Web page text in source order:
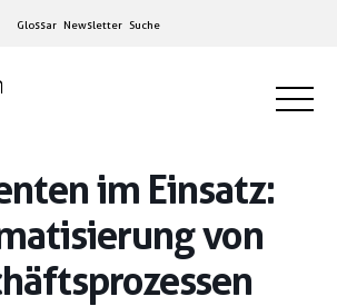
Glossar Newsletter Suche
im Einsatz:
von